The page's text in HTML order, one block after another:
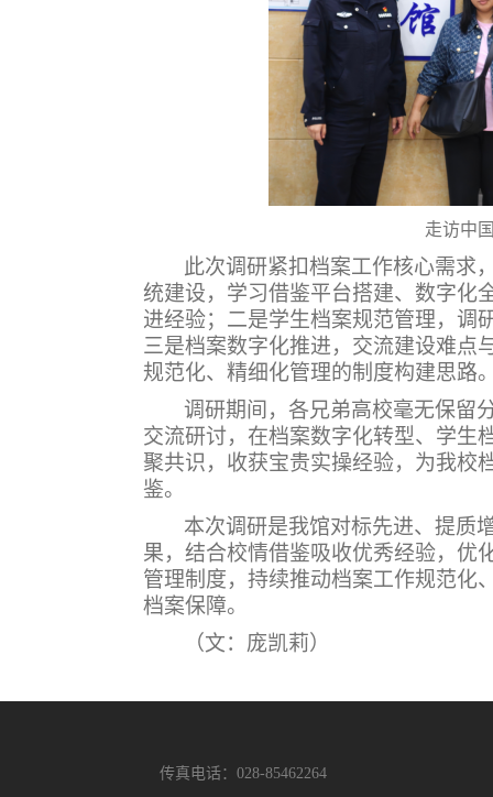
走访中
此次调研紧扣档案工作核心需求
统建设，学习借鉴平台搭建、数字化
进经验； 二是学生档案规范管理，调
三是档案数字化推进，交流建设难点
规范化、精细化管理的制度构建思路
调研期间，各兄弟高校毫无保留
交流研讨，在档案数字化转型、学生
聚共识，收获宝贵实操经验，为我校
鉴。
本次调研是我馆对标先进、提质
果，结合校情借鉴吸收优秀经验，优
管理制度，持续推动档案工作规范化
档案保障。
（文：庞凯莉）
传真电话：028-85462264